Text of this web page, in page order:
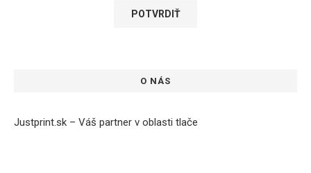
O NÁS
Justprint.sk – Váš partner v oblasti tlače